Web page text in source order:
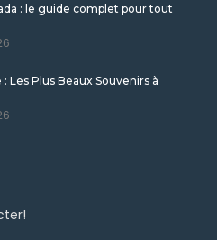
: le guide complet pour tout
Les Plus Beaux Souvenirs à